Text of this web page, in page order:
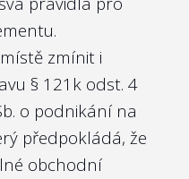
zmínit i
§ 121k odst. 4
o podnikání na
předpokládá, že
obchodní